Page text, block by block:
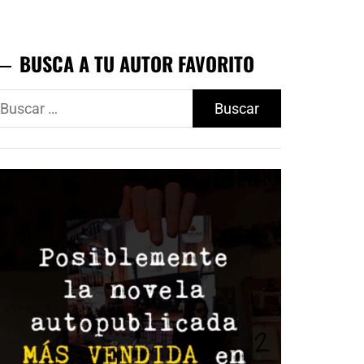
BUSCA A TU AUTOR FAVORITO